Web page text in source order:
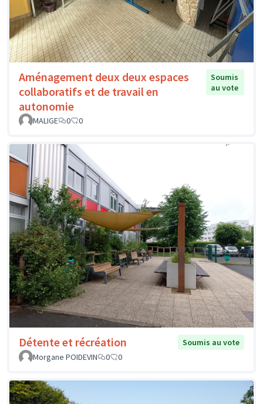
Aménagement deux deux espaces
collaboratifs et de travail en
autonomie
Soumis
au vote
MALIGE 0 0
Détente et récréation
Soumis au vote
Morgane POIDEVIN
0 0